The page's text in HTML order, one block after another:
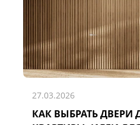
27.03.2026
КАК ВЫБРАТЬ